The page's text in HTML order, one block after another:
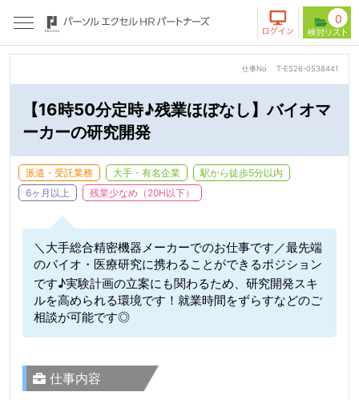
0
仕事No T-ES26-0538441
【16時50分定時♪残業ほぼなし】バイオマ
ーカーの研究開発
派遣・受託業務 大手・有名企業
駅から徒歩5分以内
6ヶ月以上
残業少なめ（20H以下）
＼大手総合精密機器メーカーでのお仕事です／最先端
のバイオ・医療研究に携わることができるポジション
です♪実験計画の立案にも関わるため、研究開発スキ
ルを高められる環境です！就業時間をずらすなどのご
相談が可能です◎
仕事内容